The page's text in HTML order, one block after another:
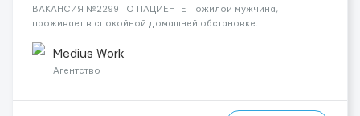
ВАКАНСИЯ №2299 О ПАЦИЕНТЕ Пожилой мужчина,
проживает в спокойной домашней обстановке.
СОСТОЯНИЕ И УХОД Нуждается в помощи в повседневной
жизни и базовом уходе. Важны спокойс...
Medius Work
Агентство